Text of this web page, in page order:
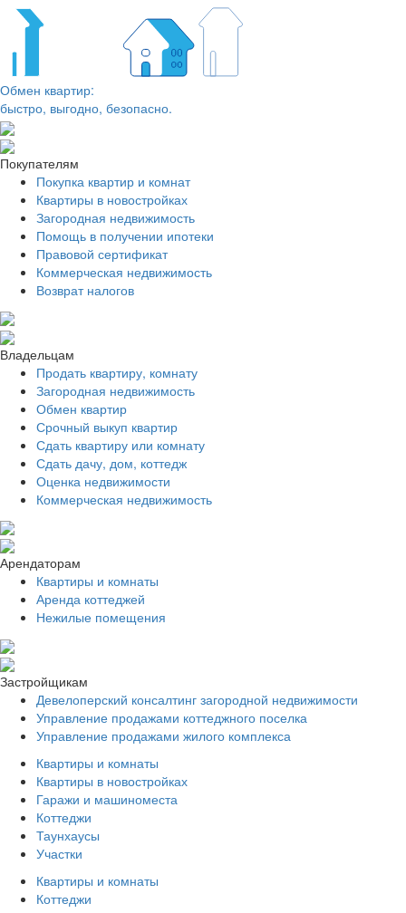
Обмен квартир:
быстро, выгодно, безопасно.
Покупателям
Покупка квартир и комнат
Квартиры в новостройках
Загородная недвижимость
Помощь в получении ипотеки
Правовой сертификат
Коммерческая недвижимость
Возврат налогов
Владельцам
Продать квартиру, комнату
Загородная недвижимость
Обмен квартир
Срочный выкуп квартир
Сдать квартиру или комнату
Сдать дачу, дом, коттедж
Оценка недвижимости
Коммерческая недвижимость
Арендаторам
Квартиры и комнаты
Аренда коттеджей
Нежилые помещения
Застройщикам
Девелоперский консалтинг загородной недвижимости
Управление продажами коттеджного поселка
Управление продажами жилого комплекса
Квартиры и комнаты
Квартиры в новостройках
Гаражи и машиноместа
Коттеджи
Таунхаусы
Участки
Квартиры и комнаты
Коттеджи